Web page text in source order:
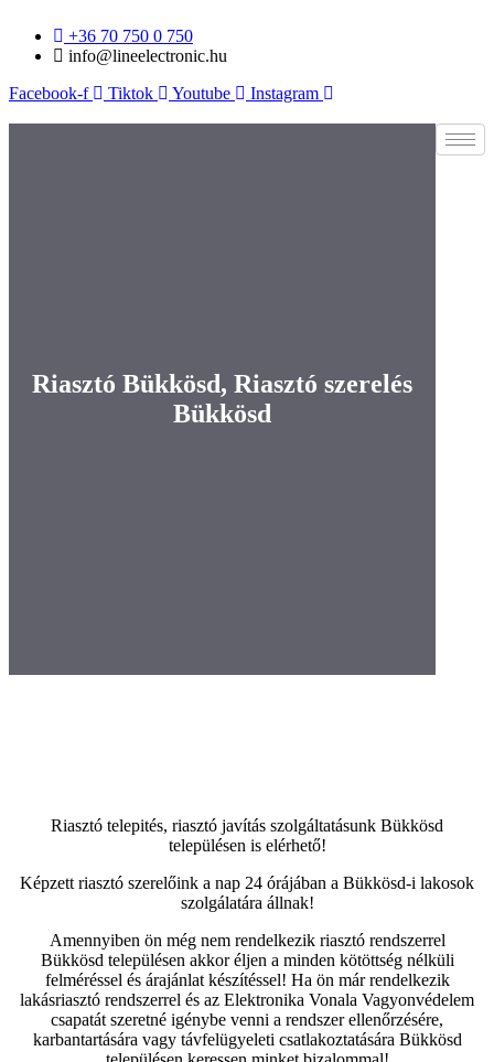
tartalomhoz
+36 70 750 0 750
info@lineelectronic.hu
Facebook-f
Tiktok Youtube Instagram
Riasztó Bükkösd, Riasztó szerelés
Bükkösd
Riasztó telepités, riasztó javítás szolgáltatásunk Bükkösd
településen is elérhető!
Képzett riasztó szerelőink a nap 24 órájában a Bükkösd-i lakosok
szolgálatára állnak!
Amennyiben ön még nem rendelkezik riasztó rendszerrel
Bükkösd településen akkor éljen a minden kötöttség nélküli
felméréssel és árajánlat készítéssel! Ha ön már rendelkezik
lakásriasztó rendszerrel és az Elektronika Vonala Vagyonvédelem
csapatát szeretné igénybe venni a rendszer ellenőrzésére,
karbantartására vagy távfelügyeleti csatlakoztatására Bükkösd